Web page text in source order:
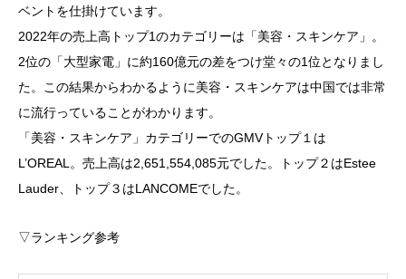
ベントを仕掛けています。
2022年の売上高トップ1のカテゴリーは「美容・スキンケア」。
2位の「大型家電」に約160億元の差をつけ堂々の1位となりまし
た。この結果からわかるように美容・スキンケアは中国では非常
に流行っていることがわかります。
「美容・スキンケア」カテゴリーでのGMVトップ１は
L’OREAL。売上高は2,651,554,085元でした。トップ２はEstee
Lauder、トップ３はLANCOMEでした。
▽ランキング参考